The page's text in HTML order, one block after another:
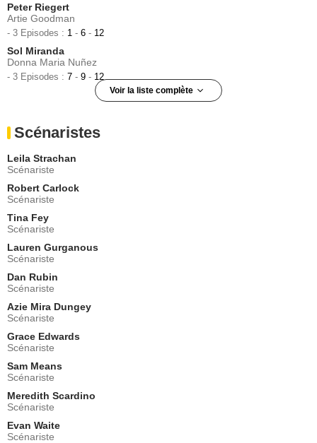
Peter Riegert
Artie Goodman
- 3 Episodes : 1 - 6 - 12
Sol Miranda
Donna Maria Nuñez
- 3 Episodes : 7 - 9 - 12
Voir la liste complète
- 3 Episodes :1-4-11
Carla Tuesday
- 3 Episodes :
Elise Mestichelli
C.H.E.R.Y. / L.
- 3 Episodes :
Paul Walter Hauser
Tripp Knob
- 2 Episodes :
Kenan Thompson
Roland
- 2 Episodes :8-12
Busy Philipps
Sheba Goodman
- 2 Episodes :
Zachary Quinto
Eli Rubin
- 2 Episodes :11-12
Dylan Gelula
Xanthippe Voorhees
- 2 Episodes :
Scénaristes
Leila Strachan
Scénariste
Robert Carlock
Scénariste
Tina Fey
Scénariste
Lauren Gurganous
Scénariste
Dan Rubin
Scénariste
Azie Mira Dungey
Scénariste
Grace Edwards
Scénariste
Sam Means
Scénariste
Meredith Scardino
Scénariste
Evan Waite
Scénariste